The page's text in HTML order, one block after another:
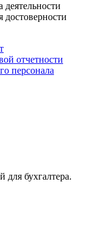
достоверности
отчетности
персонала
бухгалтера.